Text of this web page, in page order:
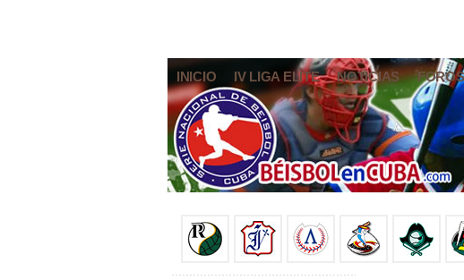
INICIO IV LIGA ELITE NOTICIAS FOROS